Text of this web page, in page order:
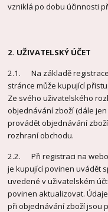
vzniklá po dobu účinnosti
2. UŽIVATELSKÝ ÚČET
2.1. Na základě
stránce může kupující
Ze svého uživatelského
objednávání zboží (dále jen
provádět objednávání
rozhraní obchodu.
2.2. Při registraci na
je kupující povinen uvádět
uvedené v uživatelském
povinen aktualizovat.
při objednávání zboží jsou